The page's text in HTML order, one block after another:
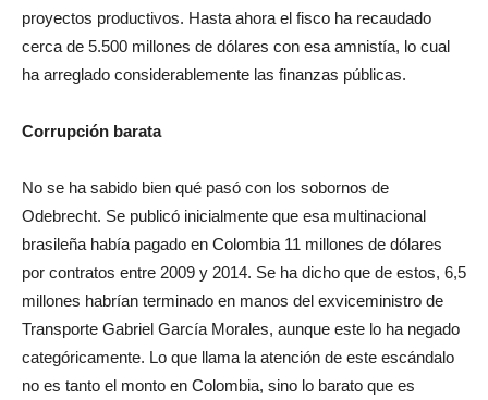
proyectos productivos. Hasta ahora el fisco ha recaudado
cerca de 5.500 millones de dólares con esa amnistía, lo cual
ha arreglado considerablemente las finanzas públicas.
Corrupción barata
No se ha sabido bien qué pasó con los sobornos de
Odebrecht. Se publicó inicialmente que esa multinacional
brasileña había pagado en Colombia 11 millones de dólares
por contratos entre 2009 y 2014. Se ha dicho que de estos, 6,5
millones habrían terminado en manos del exviceministro de
Transporte Gabriel García Morales, aunque este lo ha negado
categóricamente. Lo que llama la atención de este escándalo
no es tanto el monto en Colombia, sino lo barato que es